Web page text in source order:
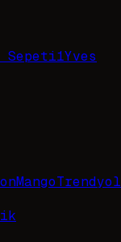
Sepeti1Yves
MangoTrendyol